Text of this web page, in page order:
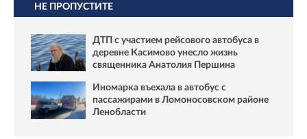
НЕ ПРОПУСТИТЕ
ДТП с участием рейсового автобуса в
деревне Касимово унесло жизнь
священника Анатолия Першина
Иномарка въехала в автобус с
пассажирами в Ломоносовском районе
Ленобласти